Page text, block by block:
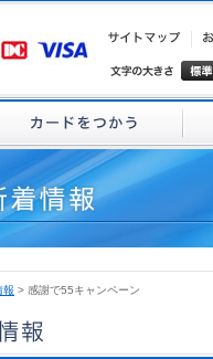
報 > 感謝で55キャンペーン